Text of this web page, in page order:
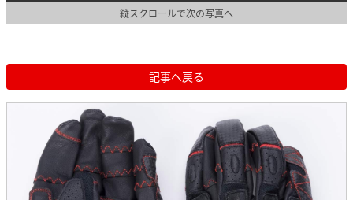
縦スクロールで次の写真へ
記事へ戻る